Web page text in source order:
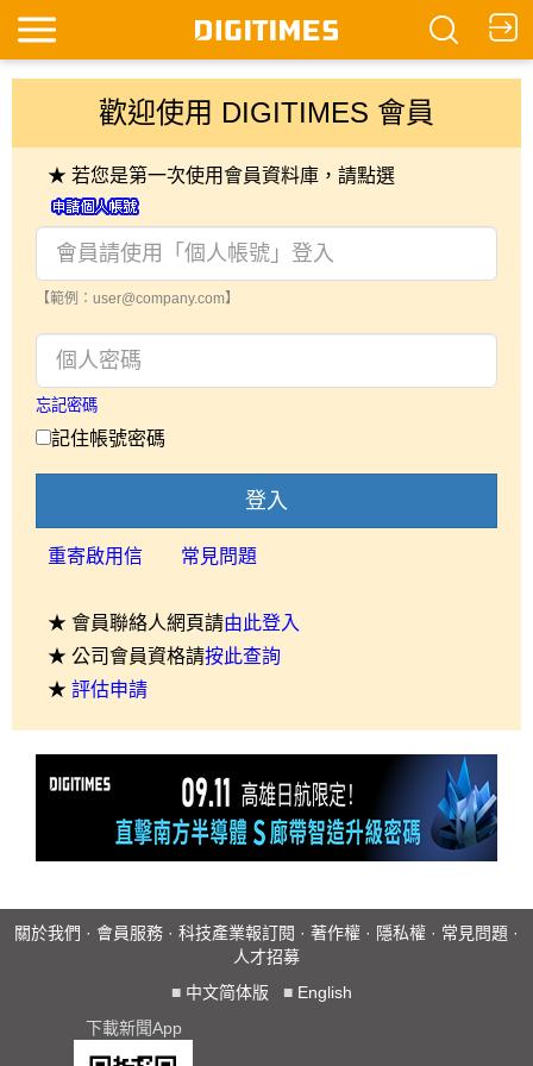
歡迎使用 DIGITIMES 會員
★ 若您是第一次使用會員資料庫，請點選
【範例：user@company.com】
忘記密碼
記住帳號密碼
登入
重寄啟用信 常見問題
★ 會員聯絡人網頁請由此登入
★ 公司會員資格請按此查詢
★ 評估申請
關於我們 · 會員服務 · 科技產業報訂閱 · 著作權 · 隱私權 · 常見問題 ·
人才招募
■ 中文简体版 ■ English
下載新聞App